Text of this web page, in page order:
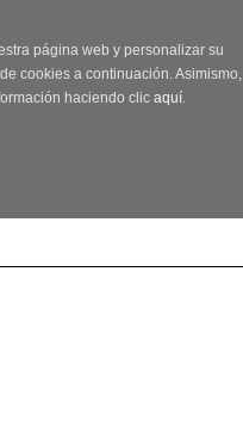
página web y personalizar su
cookies a continuación. Asimismo,
haciendo clic aquí.